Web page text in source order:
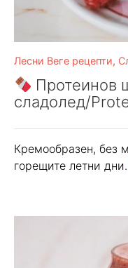
Лесни Веге рецепти,
Протеинов
сладолед/
Кремообразен, без
горещите летни дни.